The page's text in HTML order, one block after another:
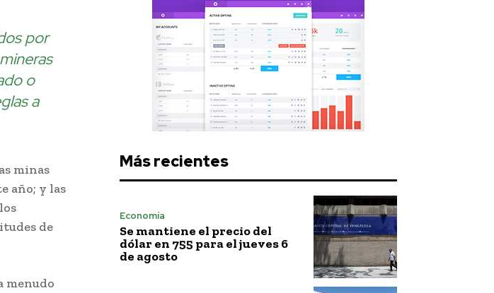
por
o
a
minas
año; y las
de
menudo
Más recientes
Economía
Se mantiene el precio del
dólar en 755 para el jueves 6
de agosto